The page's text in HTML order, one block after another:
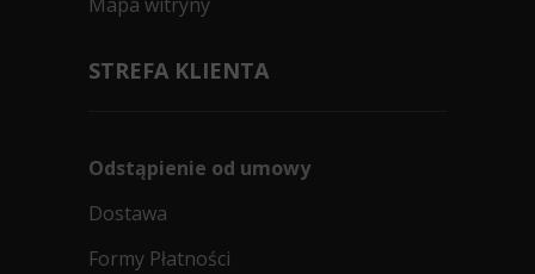
STREFA KLIENTA
Odstąpienie od umowy
Dostawa
Formy Płatności